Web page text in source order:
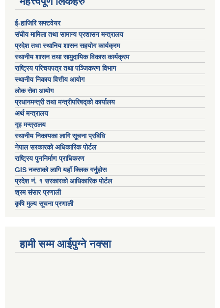
ई-हाजिरि सफ्टवेयर
संघीय मामिला तथा सामान्य प्रशासन मन्त्रालय
प्रदेश तथा स्थानिय शासन सहयोग कार्यक्रम
स्थानीय शासन तथा सामुदायिक विकास कार्यक्रम
राष्ट्रिय परिचयपत्र तथा पञ्जिकरण विभाग
स्थानीय निकाय वित्तीय आयोग
लोक सेवा आयोग
प्रधानमन्त्री तथा मन्त्रीपरिषद्को कार्यालय
अर्थ मन्त्रालय
गृह मन्त्रालय
स्थानीय निकायका लागि सूचना प्रबिधि
नेपाल सरकारको अधिकारिक पोर्टल
राष्ट्रिय पुननिर्माण प्राधिकरण
GIS नक्साको लागि यहाँ क्लिक गर्नुहोस
प्रदेश नं. १ सरकारको आधिकारिक पोर्टल
श्रम संसार प्रणाली
कृषि मुल्य सूचना प्रणाली
हामी सम्म आईपुग्ने नक्सा